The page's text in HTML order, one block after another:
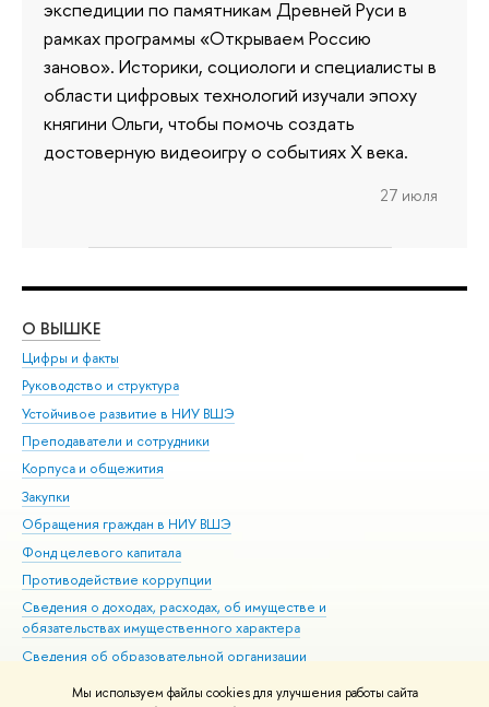
Мы используем файлы cookies для улучшения работы сайта
экспедиции по памятникам Древней Руси в
рамках программы «Открываем Россию
заново». Историки, социологи и специалисты в
области цифровых технологий изучали эпоху
княгини Ольги, чтобы помочь создать
достоверную видеоигру о событиях X века.
27 июля
О ВЫШКЕ
Цифры и факты
Руководство и структура
Устойчивое развитие в НИУ ВШЭ
Преподаватели и сотрудники
Корпуса и общежития
Закупки
Обращения граждан в НИУ ВШЭ
Фонд целевого капитала
Противодействие коррупции
Сведения о доходах, расходах, об имуществе и
обязательствах имущественного характера
Сведения об образовательной организации
Людям с ограниченными возможностями здоровья